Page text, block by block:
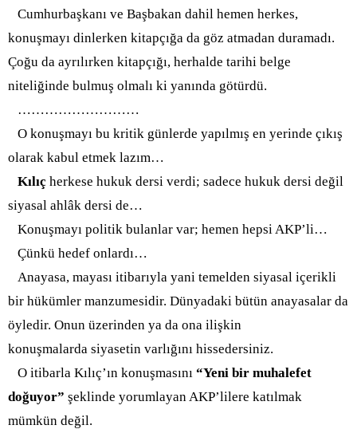
Cumhurbaşkanı ve Başbakan dahil hemen herkes,
konuşmayı dinlerken kitapçığa da göz atmadan duramadı.
Çoğu da ayrılırken kitapçığı, herhalde tarihi belge
niteliğinde bulmuş olmalı ki yanında götürdü.
………………………
O konuşmayı bu kritik günlerde yapılmış en yerinde çıkış
olarak kabul etmek lazım…
Kılıç herkese hukuk dersi verdi; sadece hukuk dersi değil
siyasal ahlâk dersi de…
Konuşmayı politik bulanlar var; hemen hepsi AKP’li…
Çünkü hedef onlardı…
Anayasa, mayası itibarıyla yani temelden siyasal içerikli
bir hükümler manzumesidir. Dünyadaki bütün anayasalar da
öyledir. Onun üzerinden ya da ona ilişkin
konuşmalarda siyasetin varlığını hissedersiniz.
O itibarla Kılıç’ın konuşmasını “Yeni bir muhalefet
doğuyor” şeklinde yorumlayan AKP’lilere katılmak
mümkün değil.